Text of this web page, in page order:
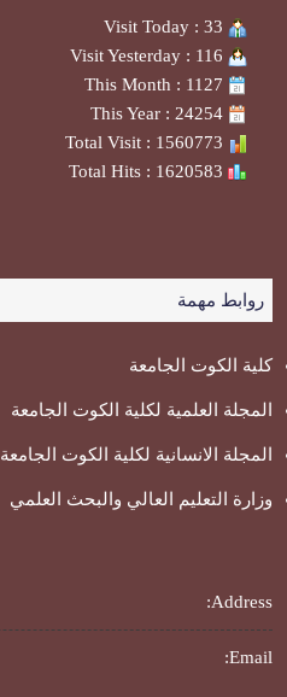
روابط مهمة
كلية الكوت الجامعة
المجلة العلمية لكلية الكوت الجامعة
المجلة الانسانية لكلية الكوت الجامعة
وزارة التعليم العالي والبحث العلمي
Address:
Email: